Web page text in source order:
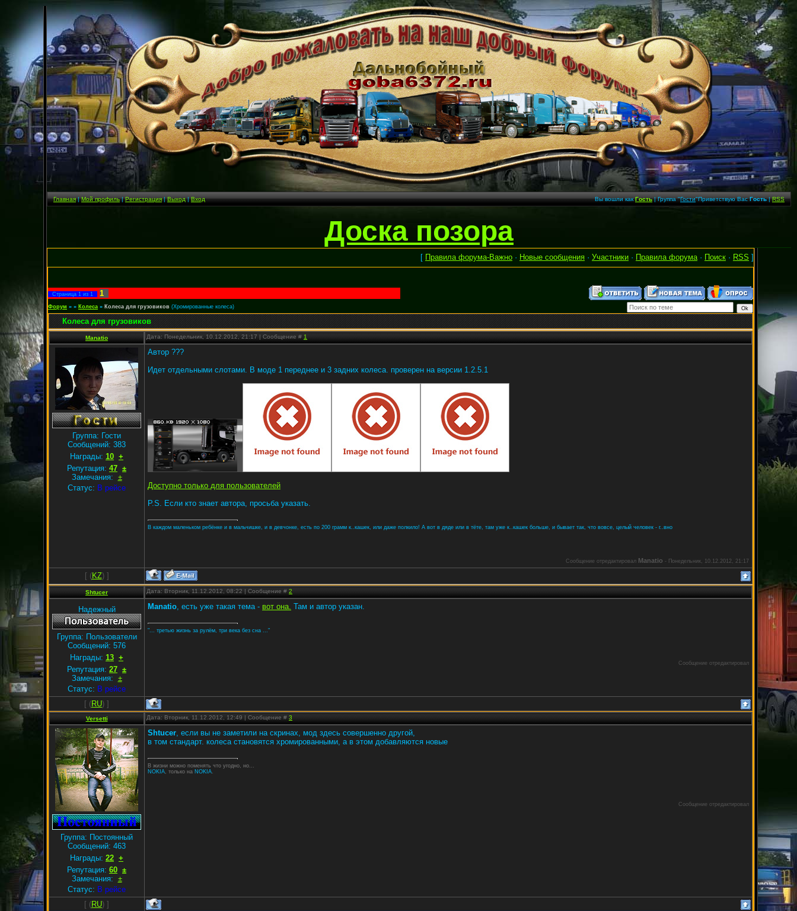
Главная|Мой профиль|Регистрация|Выход|Вход Вы вошли какГость| Группа "Гости"Приветствую ВасГость|RSS
Доска позора
[ Правила форума-Важно · Новые сообщения · Участники · Правила форума · Поиск · RSS ]
Страница 1 из 1 1
Форум » » Колеса » Колеса для грузовиков (Хромированные колеса)
Колеса для грузовиков
Manatio Дата: Понедельник, 10.12.2012, 21:17 | Сообщение # 1
Группа: Гости
Сообщений: 383
Награды: 10 +
Репутация: 47 ±
Замечания: ±
Статус: В рейсе
Автор ???
Идет отдельными слотами. В моде 1 переднее и 3 задних колеса. проверен на версии 1.2.5.1
Доступно только для пользователей
P.S. Если кто знает автора, просьба указать.
В каждом маленьком ребёнке и в мальчишке, и в девчонке, есть по 200 грамм к..кашек, или даже полкило! А вот в дяде или в тёте, там уже к..кашек больше, и бывает так, что вовсе, целый человек - г..вно
Сообщение отредактировал Manatio - Понедельник, 10.12.2012, 21:17
[ (KZ) ]
Shtucer Дата: Вторник, 11.12.2012, 08:22 | Сообщение # 2
Надежный
Группа: Пользователи
Сообщений: 576
Награды: 13 +
Репутация: 27 ±
Замечания: ±
Статус: В рейсе
Manatio , есть уже такая тема - вот она. Там и автор указан.
"... третью жизнь за рулём, три века без сна ..."
Сообщение отредактировал
[ (RU) ]
Versetti Дата: Вторник, 11.12.2012, 12:49 | Сообщение # 3
Группа: Постоянный
Сообщений: 463
Награды: 22 +
Репутация: 60 ±
Замечания: ±
Статус: В рейсе
Shtucer , если вы не заметили на скринах, мод здесь совершенно другой,
в том стандарт. колеса становятся хромированными, а в этом добавляются новые
В жизни можно поменять что угодно, но...
NOKIA, только на NOKIA.
Сообщение отредактировал
[ (RU) ]